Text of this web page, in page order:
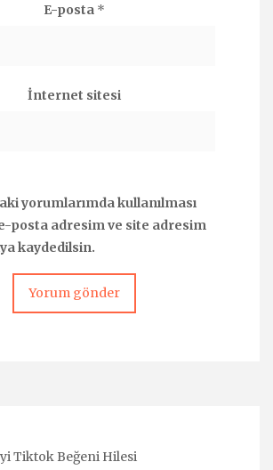
E-posta *
İnternet sitesi
yorumlarımda kullanılması
posta adresim ve site adresim
kaydedilsin.
Tiktok Beğeni Hilesi